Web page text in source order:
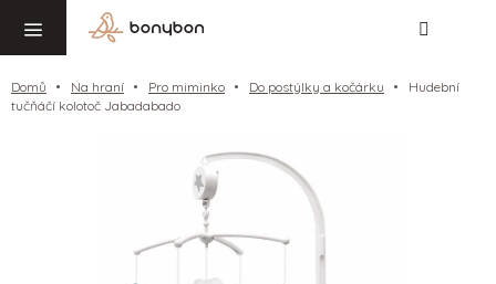
obsah
Domů Na hraní Pro miminko Do postýlky a kočárku
Hudební
tučňáčí kolotoč Jabadabado